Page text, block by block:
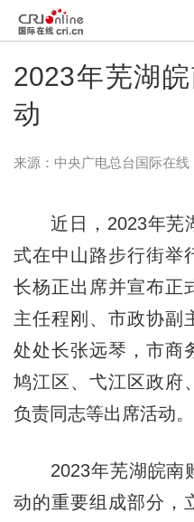
2023年芜湖
动
来源：中央广电总台国际在线
近日，2023年芜
式在中山路步行街举
长杨正出席并宣布正
主任程刚、市政协副
处处长张远琴，市商
鸠江区、弋江区政府
负责同志等出席活动。
2023年芜湖皖南
动的重要组成部分，